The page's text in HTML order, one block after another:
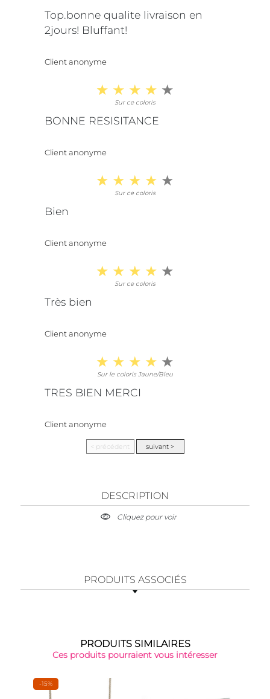
Top.bonne qualite livraison en
2jours! Bluffant!
Client anonyme
Sur ce coloris
BONNE RESISITANCE
Client anonyme
Sur ce coloris
Bien
Client anonyme
Sur ce coloris
Très bien
Client anonyme
Sur le coloris Jaune/Bleu
TRES BIEN MERCI
Client anonyme
DESCRIPTION
Cliquez pour voir
PRODUITS ASSOCIÉS
PRODUITS SIMILAIRES
Ces produits pourraient vous intéresser
-15%